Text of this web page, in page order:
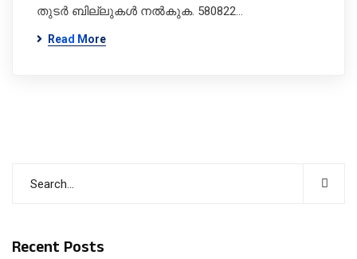
തുടർ ബില്ലുകൾ നൽകുക. 580822…
Read More
Recent Posts